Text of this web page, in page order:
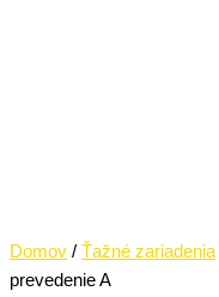
Domov / Ťažné zariadenia
prevedenie A